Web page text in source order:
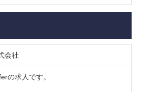
会社
の求人です。